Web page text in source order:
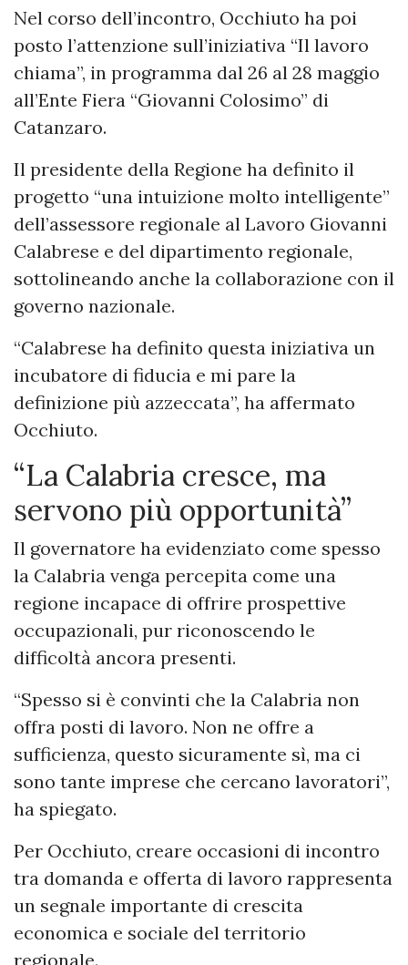
Nel corso dell’incontro, Occhiuto ha poi
posto l’attenzione sull’iniziativa “Il lavoro
chiama”, in programma dal 26 al 28 maggio
all’Ente Fiera “Giovanni Colosimo” di
Catanzaro.
Il presidente della Regione ha definito il
progetto “una intuizione molto intelligente”
dell’assessore regionale al Lavoro Giovanni
Calabrese e del dipartimento regionale,
sottolineando anche la collaborazione con il
governo nazionale.
“Calabrese ha definito questa iniziativa un
incubatore di fiducia e mi pare la
definizione più azzeccata”, ha affermato
Occhiuto.
“La Calabria cresce, ma
servono più opportunità”
Il governatore ha evidenziato come spesso
la Calabria venga percepita come una
regione incapace di offrire prospettive
occupazionali, pur riconoscendo le
difficoltà ancora presenti.
“Spesso si è convinti che la Calabria non
offra posti di lavoro. Non ne offre a
sufficienza, questo sicuramente sì, ma ci
sono tante imprese che cercano lavoratori”,
ha spiegato.
Per Occhiuto, creare occasioni di incontro
tra domanda e offerta di lavoro rappresenta
un segnale importante di crescita
economica e sociale del territorio
regionale.